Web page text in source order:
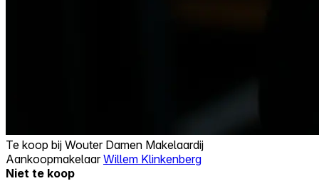
Te koop bij Wouter Damen Makelaardij
AankoopmakelaarWillem Klinkenberg
Niet te koop